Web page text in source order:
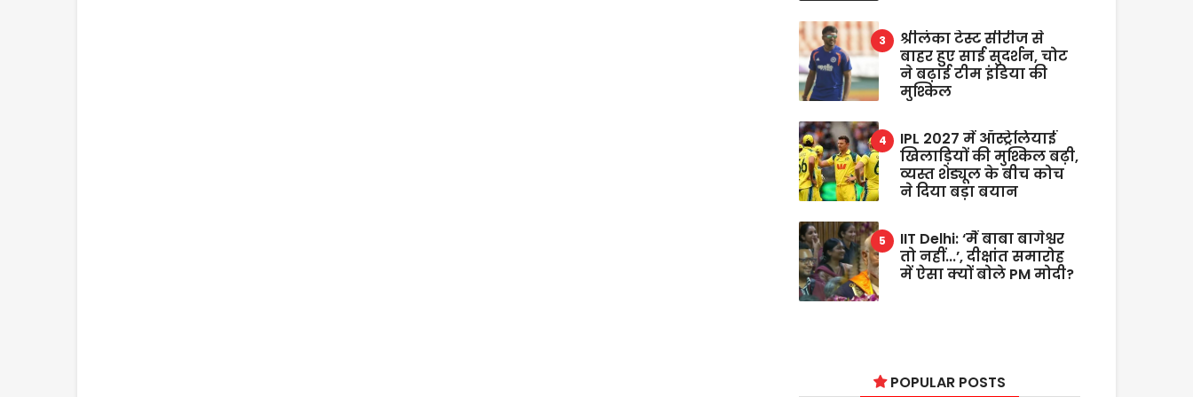
श्रीलंका टेस्ट सीरीज से
बाहर हुए साई सुदर्शन, चोट
ने बढ़ाई टीम इंडिया की
मुश्किल
IPL 2027 में ऑस्ट्रेलियाई
खिलाड़ियों की मुश्किल बढ़ी,
व्यस्त शेड्यूल के बीच कोच
ने दिया बड़ा बयान
IIT Delhi: ‘मैं बाबा बागेश्वर
तो नहीं...’, दीक्षांत समारोह
में ऐसा क्यों बोले PM मोदी?
POPULAR POSTS